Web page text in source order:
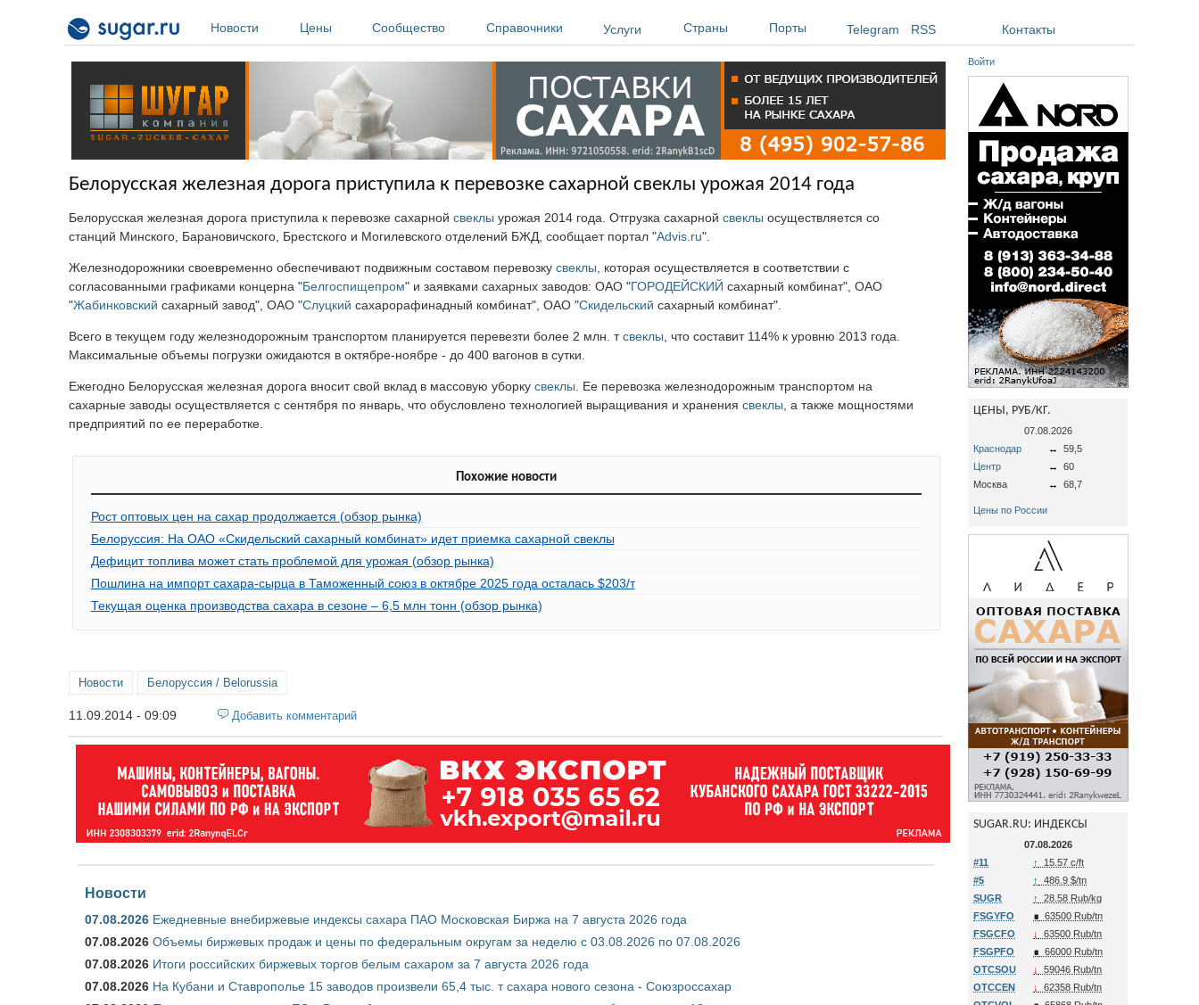
Новости
Цены Сообщество Справочники Услуги Страны Порты Telegram RSS Контакты
Белорусская железная дорога приступила к перевозке сахарной свеклы урожая 2014 года
Белорусская железная дорога приступила к перевозке сахарной свеклы урожая 2014 года. Отгрузка сахарной свеклы осуществляется со
станций Минского, Барановичского, Брестского и Могилевского отделений БЖД, сообщает портал "Advis.ru".
Железнодорожники своевременно обеспечивают подвижным составом перевозку свеклы , которая осуществляется в соответствии с
согласованными графиками концерна "Белгоспищепром" и заявками сахарных заводов: ОАО "ГОРОДЕЙСКИЙ сахарный комбинат", ОАО
"Жабинковский сахарный завод", ОАО "Слуцкий сахарорафинадный комбинат", ОАО "Скидельский сахарный комбинат".
Всего в текущем году железнодорожным транспортом планируется перевезти более 2 млн. тсвеклы , что составит 114% к уровню 2013 года.
Максимальные объемы погрузки ожидаются в октябре-ноябре - до 400 вагонов в сутки.
Ежегодно Белорусская железная дорога вносит свой вклад в массовую уборку свеклы . Ее перевозка железнодорожным транспортом на
сахарные заводы осуществляется с сентября по январь, что обусловлено технологией выращивания и хранения свеклы , а также мощностями
предприятий по ее переработке.
Похожие новости
Рост оптовых цен на сахар продолжается (обзор рынка)
Белоруссия: На ОАО «Скидельский сахарный комбинат» идет приемка сахарной свеклы
Дефицит топлива может стать проблемой для урожая (обзор рынка)
Пошлина на импорт сахара-сырца в Таможенный союз в октябре 2025 года осталась $203/т
Текущая оценка производства сахара в сезоне – 6,5 млн тонн (обзор рынка)
Новости Белоруссия / Belorussia
11.09.2014 - 09:09 Добавить комментарий
Новости
07.08.2026 Ежедневные внебиржевые индексы сахара ПАО Московская Биржа на 7 августа 2026 года
07.08.2026 Объемы биржевых продаж и цены по федеральным округам за неделю с 03.08.2026 по 07.08.2026
07.08.2026 Итоги российских биржевых торгов белым сахаром за 7 августа 2026 года
07.08.2026 На Кубани и Ставрополье 15 заводов произвели 65,4 тыс. т сахара нового сезона - Союзроссахар
Войти
ЦЕНЫ, РУБ/КГ.
07.08.2026
Краснодар
↔
59,5
Центр
↔
60
Москва
↔ 68,7
Цены по России
SUGAR.RU: ИНДЕКСЫ
07.08.2026
#11
↑
15.57 c/ft
#5
↑
486.9 $/tn
SUGR
↑
28.58 Rub/kg
FSGYFO
∎ 63500 Rub/tn
FSGCFO
↓
63500 Rub/tn
FSGPFO
∎ 66000 Rub/tn
OTCSOU
↓
59046 Rub/tn
OTCCEN
↓
62358 Rub/tn